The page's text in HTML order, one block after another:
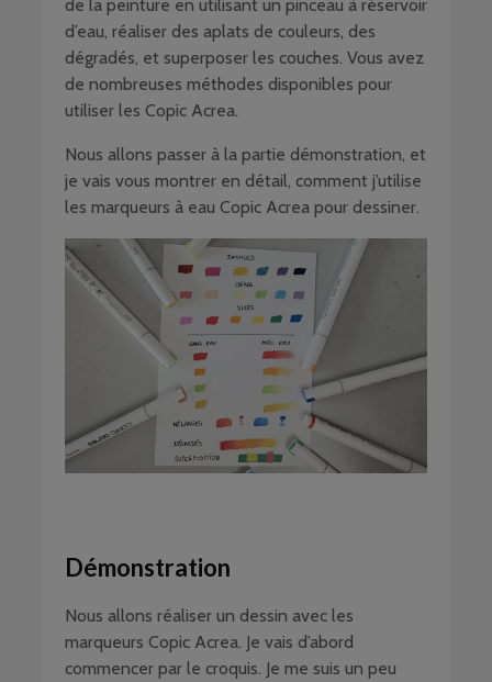
de la peinture en utilisant un pinceau à réservoir
d’eau, réaliser des aplats de couleurs, des
dégradés, et superposer les couches. Vous avez
de nombreuses méthodes disponibles pour
utiliser les Copic Acrea.
Nous allons passer à la partie démonstration, et
je vais vous montrer en détail, comment j’utilise
les marqueurs à eau Copic Acrea pour dessiner.
Démonstration
Nous allons réaliser un dessin avec les
marqueurs Copic Acrea. Je vais d’abord
commencer par le croquis. Je me suis un peu